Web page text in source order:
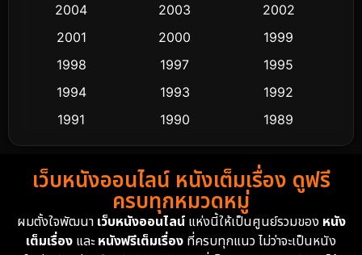
Cult Film
Dance เต้น
Detective สืบสวน
Detective สืบสวน
Disney+ 4
2004
2003
2002
2001
2000
1999
1998
1997
1995
1994
1993
1992
1991
1990
1989
1988
1986
1985
1983
1982
1981
1974
1962
เว็บหนังออนไลน์ หนังเต็มเรื่อง ดูฟรี
ครบทุกหมวดหมู่
ผมตั้งใจพัฒนา เว็บหนังออนไลน์แห่งนี้ให้เป็นศูนย์รวมของ หนัง
เต็มเรื่อง และหนังฟรีเต็มเรื่อง ที่ครบทุกแนว ไม่ว่าจะเป็นหนัง